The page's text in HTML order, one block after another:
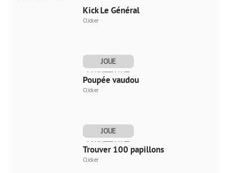
Kick Le Général
Clicker
JOUE
MAINTENANT
Poupée vaudou
Clicker
JOUE
MAINTENANT
Trouver 100 papillons
Clicker